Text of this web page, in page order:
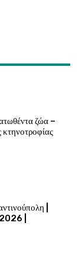
ζώα –
κτηνοτροφίας
|
|